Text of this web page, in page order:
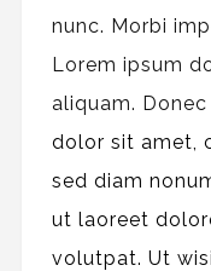
nunc. Morbi
Lorem ipsum
aliquam.
dolor sit amet,
sed diam
ut laoreet
volutpat. Ut